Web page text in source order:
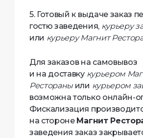
5. Готовый к выдаче заказ
гостю заведения, курьеру
или курьеру Магнит
Для заказов на самовывоз
и на доставку курьером
Рестораны или курьером
возможна только онлайн-
Фискализация
на стороне Магнит
заведения заказ